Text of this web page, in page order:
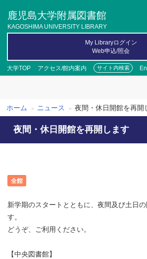
ツ
鹿児島大学附属図書館
KAGOSHIMA UNIVERSITY LIBRARY
大学TOP アクセス/館内案内 サイト内検索
My Libraryログイン
Web申込/照会
パ
ン
ホーム ニュース 夜間・休日開館を再開
夜間・休日開館を再開します
全館
新学期のスタートとともに、夜間及び土日
す。
どうぞ、ご利用ください。
【中央図書館】